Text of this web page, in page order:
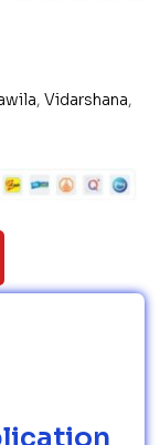
, Vidarshana,